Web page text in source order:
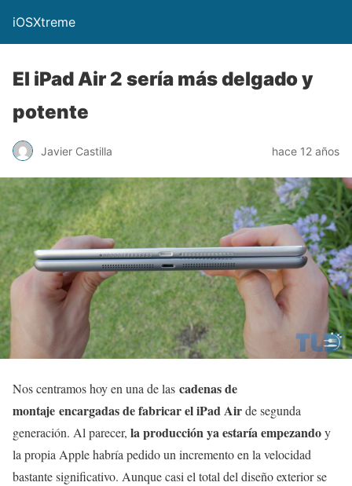
iOSXtreme
El iPad Air 2 sería más delgado y
potente
Javier Castilla hace 12 años
Nos centramos hoy en una de las cadenas de
montaje encargadas de fabricar el iPad Airde segunda
generación. Al parecer, la producción ya estaría empezandoy
la propia Apple habría pedido un incremento en la velocidad
bastante significativo. Aunque casi el total del diseño exterior se